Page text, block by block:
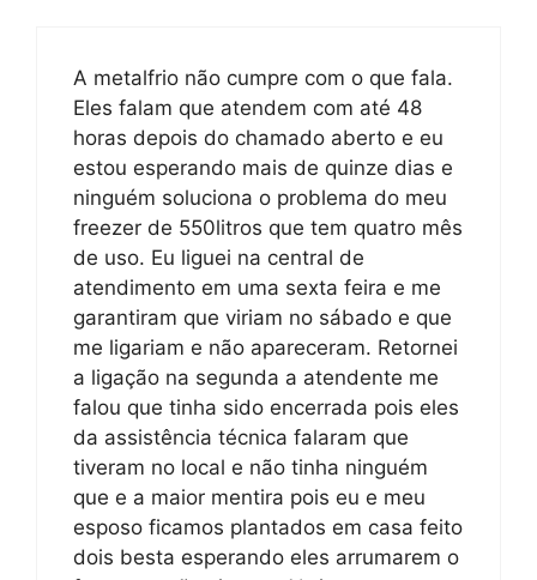
A metalfrio não cumpre com o que fala.
Eles falam que atendem com até 48
horas depois do chamado aberto e eu
estou esperando mais de quinze dias e
ninguém soluciona o problema do meu
freezer de 550litros que tem quatro mês
de uso. Eu liguei na central de
atendimento em uma sexta feira e me
garantiram que viriam no sábado e que
me ligariam e não apareceram. Retornei
a ligação na segunda a atendente me
falou que tinha sido encerrada pois eles
da assistência técnica falaram que
tiveram no local e não tinha ninguém
que e a maior mentira pois eu e meu
esposo ficamos plantados em casa feito
dois besta esperando eles arrumarem o